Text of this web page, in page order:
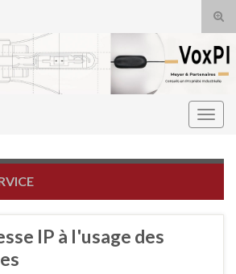
IP à l'usage des